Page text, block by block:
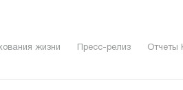
жизни Пресс-релиз